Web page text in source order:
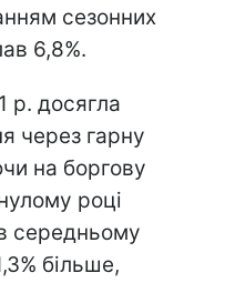
сезонних
6,8%.
р. досягла
через гарну
на боргову
році
середньому
більше,